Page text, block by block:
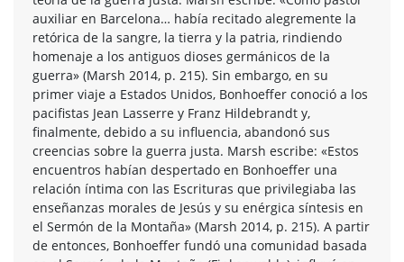
auxiliar en Barcelona… había recitado alegremente la
retórica de la sangre, la tierra y la patria, rindiendo
homenaje a los antiguos dioses germánicos de la
guerra» (Marsh 2014, p. 215). Sin embargo, en su
primer viaje a Estados Unidos, Bonhoeffer conoció a los
pacifistas Jean Lasserre y Franz Hildebrandt y,
finalmente, debido a su influencia, abandonó sus
creencias sobre la guerra justa. Marsh escribe: «Estos
encuentros habían despertado en Bonhoeffer una
relación íntima con las Escrituras que privilegiaba las
enseñanzas morales de Jesús y su enérgica síntesis en
el Sermón de la Montaña» (Marsh 2014, p. 215). A partir
de entonces, Bonhoeffer fundó una comunidad basada